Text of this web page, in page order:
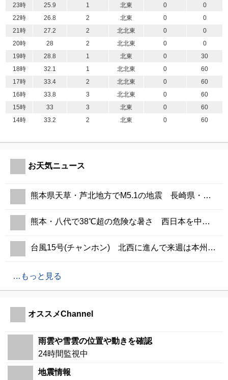
23時
25.9 1 北東 0
0
22時
26.8 2 北東 0
0
21時
27.2 2 北北東 0
0
20時
28 2 北北東 0
0
19時
28.8 1 北東 0
30
18時
32.1 1 北北東 0
60
17時
33.4 2 北北東 0
60
16時
33.8 3 北北東 0
60
15時
33 3 北東 0
60
14時
33.2 2 北東 0 60
お天気ニュース
熊本県天草・芦北地方でM5.1の地震 長崎県・鹿児島県・熊本県で震度4 津波の心配なし
熊本・八代で38℃超の危険な暑さ 西日本を中心に熱中症警戒
台風15号(チャンホン) 北西に進んで来週は本州に接近の可能性
もっと見る
オススメChannel
雨雲や雪雲の位置や動きを確認
24時間監視中
地震情報